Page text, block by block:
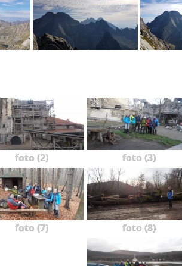
foto (2) foto (3)
foto (7) foto (8)